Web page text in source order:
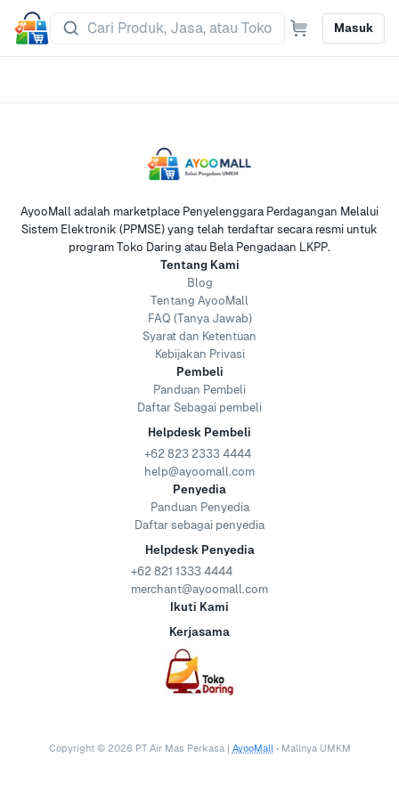
Masuk
AyooMall adalah marketplace Penyelenggara Perdagangan Melalui
Sistem Elektronik (PPMSE) yang telah terdaftar secara resmi untuk
program Toko Daring atau Bela Pengadaan LKPP.
Tentang Kami
Blog
Tentang AyooMall
FAQ (Tanya Jawab)
Syarat dan Ketentuan
Kebijakan Privasi
Pembeli
Panduan Pembeli
Daftar Sebagai pembeli
Helpdesk Pembeli
+62 823 2333 4444
help@ayoomall.com
Penyedia
Panduan Penyedia
Daftar sebagai penyedia
Helpdesk Penyedia
+62 821 1333 4444
merchant@ayoomall.com
Ikuti Kami
Kerjasama
Copyright © 2026 PT Air Mas Perkasa | AyooMall • Mallnya UMKM